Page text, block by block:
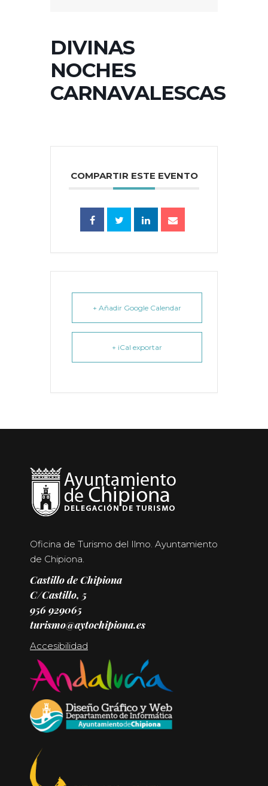
DIVINAS
NOCHES
CARNAVALESCAS
COMPARTIR ESTE EVENTO
+ Añadir Google Calendar
+ iCal exportar
Oficina de Turismo del Ilmo. Ayuntamiento
de Chipiona.
Castillo de Chipiona
C/Castillo, 5
956 929065
turismo@aytochipiona.es
Accesibilidad